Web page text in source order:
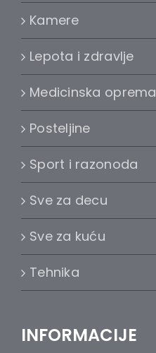
Kamere
Lepota i zdravlje
Medicinska oprema
Posteljine
Sport i razonoda
Sve za decu
Sve za kuću
Tehnika
INFORMACIJE